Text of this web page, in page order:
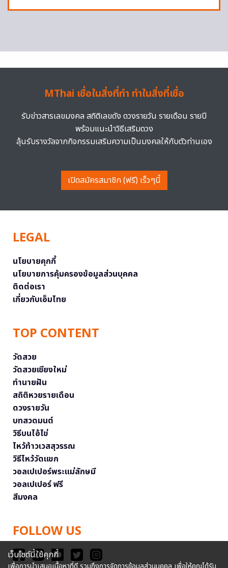
MThai เชื่อในสิ่งที่ทำ ทำในสิ่งที่เชื่อ
รับข่าวสารเลขมงคล สถิติเลขดัง ดวงรายวัน รายเดือน รายปี
พร้อมแนะนำวิธีเสริมดวง
ลุ้นรับรางวัลจากกิจกรรมเสริมความเป็นมงคลให้กับตัวท่านเอง
เปิดสมัครสมาชิก (ฟรี) เร็วๆนี้
LEGAL
นโยบายคุกกี้
นโยบายการคุ้มครองข้อมูลส่วนบุคคล
ติดต่อเรา
เกี่ยวกับเอ็มไทย
TOP CONTENT
วัดสวย
วัดสวยเชียงใหม่
ทำนายฝัน
สถิติหวยรายเดือน
ดวงรายวัน
บทสวดมนต์
วิธีบนไอ้ไข่
ไหว้ท้าวเวสสุวรรณ
วิธีไหว้วัดแขก
วอลเปเปอร์พระแม่ลักษมี
วอลเปเปอร์ ฟรี
สีมงคล
FOLLOW US
เว็บไซต์นี้ใช้คุกกี้